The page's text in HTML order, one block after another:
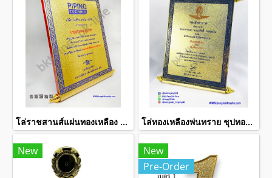
โล่ราชสานส์แผ่นทองเหลือง 6.5X 9 นิ้ว โล่ทองเหลืองพ่นทราย ชุปทอง- ชุปเงิน-ชุปทองแดง
New
New
Pre-Order